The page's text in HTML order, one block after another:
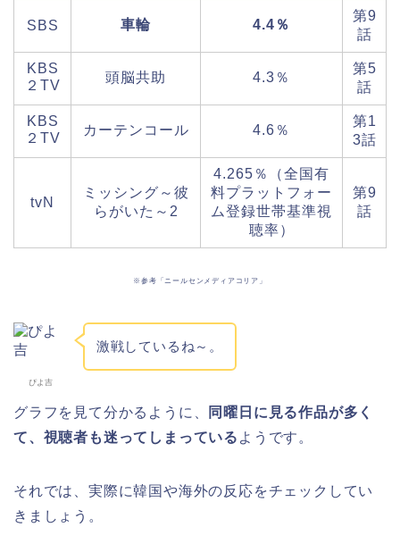
SBS 車輪 4.4％
第9
話
KBS
２TV
頭脳共助 4.3％
第5
話
KBS
２TV
カーテンコール 4.6％
第1
3話
tvN
ミッシング～彼
らがいた～2
4.265％（全国有
料プラットフォー
ム登録世帯基準視
聴率）
第9
話
※参考「ニールセンメディアコリア」
ぴよ吉
激戦しているね～。
グラフを見て分かるように、
同曜日に見る作品が多く
て、視聴者も迷ってしまっている ようです。
それでは、実際に韓国や海外の反応をチェックしてい
きましょう。